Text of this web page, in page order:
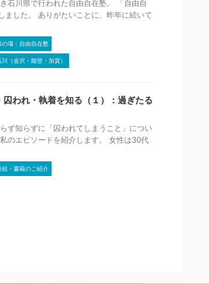
石川県で行われた自由自在塾。 「自由自
ました。 ありがたいことに、昨年に続いて
の場：自由自在塾
（金沢・能登・加賀）
われ・執着を知る（１）：過ぎたる
ず知らずに「囚われてしまうこと」につい
のエピソードを紹介します。 女性は30代
・書籍のご紹介